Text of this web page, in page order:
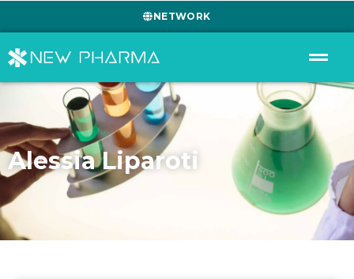
NETWORK
Alessia Liparoti